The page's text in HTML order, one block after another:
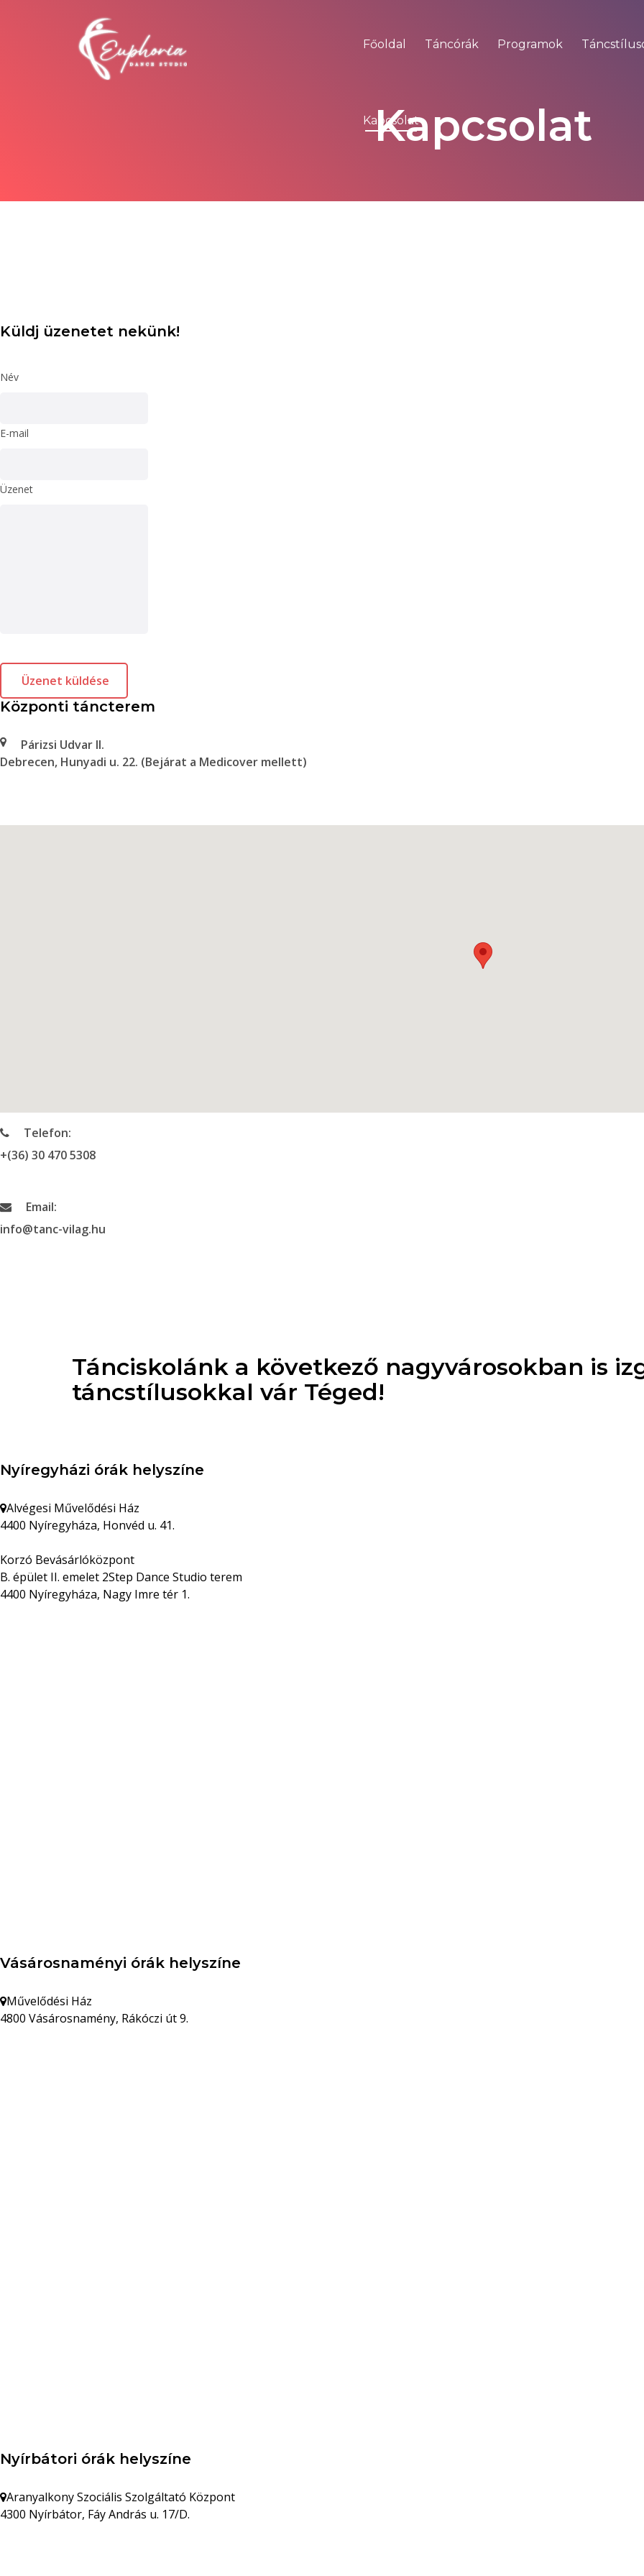
Főoldal Táncórák Programok
Kapcsolat
Kapcsolat
Küldj üzenetet nekünk!
Név
E-mail
Üzenet
Üzenet küldése
Központi táncterem
Párizsi Udvar II.
Debrecen, Hunyadi u. 22. (Bejárat a Medicover mellett)
Telefon:
+(36) 30 470 5308
Email:
info@tanc-vilag.hu
Tánciskolánk a következő nagyvárosokban is
táncstílusokkal vár Téged!
Nyíregyházi órák helyszíne
Alvégesi Művelődési Ház
4400 Nyíregyháza, Honvéd u. 41.
Korzó Bevásárlóközpont
B. épület II. emelet 2Step Dance Studio terem
4400 Nyíregyháza, Nagy Imre tér 1.
Vásárosnaményi órák helyszíne
Művelődési Ház
4800 Vásárosnamény, Rákóczi út 9.
Nyírbátori órák helyszíne
Aranyalkony Szociális Szolgáltató Központ
4300 Nyírbátor, Fáy András u. 17/D.